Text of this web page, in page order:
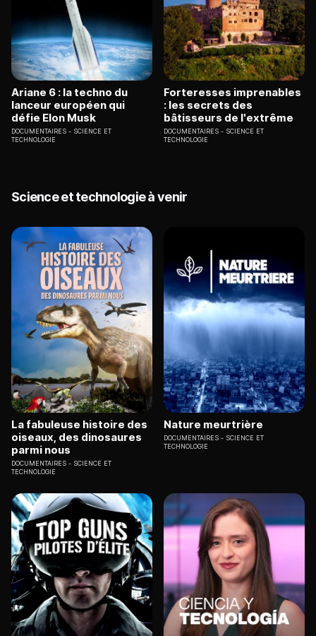
Ariane 6 : la techno du
lanceur européen qui
défie Elon Musk
DOCUMENTAIRES
SCIENCE ET
TECHNOLOGIE
Forteresses imprenables
: les secrets des
bâtisseurs de l'extrême
DOCUMENTAIRES
SCIENCE ET
TECHNOLOGIE
Science et technologie à venir
La fabuleuse histoire des
oiseaux, des dinosaures
parmi nous
DOCUMENTAIRES
SCIENCE ET
TECHNOLOGIE
Nature meurtrière
DOCUMENTAIRES
SCIENCE ET
TECHNOLOGIE